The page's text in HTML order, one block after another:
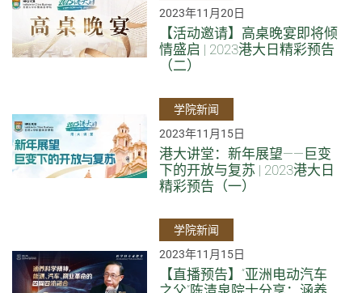
2023年11月20日
【活动邀请】高桌晚宴即将倾
情盛启 | 2023港大日精彩预告
（二）
学院新闻
2023年11月15日
港大讲堂：新年展望——巨变
下的开放与复苏 | 2023港大日
精彩预告（一）
学院新闻
2023年11月15日
【直播预告】“亚洲电动汽车